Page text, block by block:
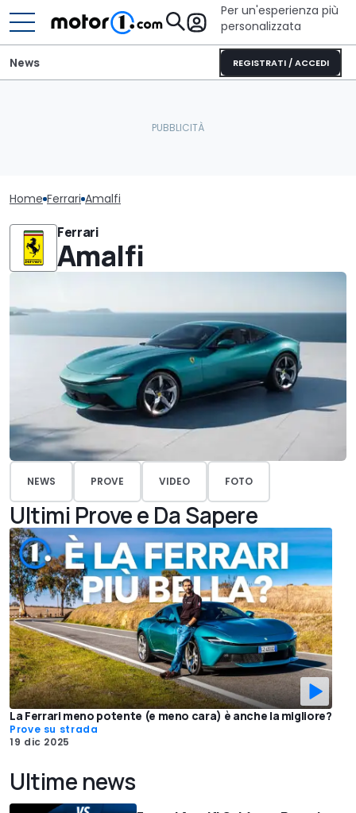
Per un'esperienza più
personalizzata
REGISTRATI / ACCEDI
News
Home Ferrari Amalfi
Ferrari
Amalfi
NEWS PROVE VIDEO FOTO
Ultimi Prove e Da Sapere
La Ferrari meno potente (e meno cara) è anche la migliore?
Prove su strada
19 dic 2025
Ultime news